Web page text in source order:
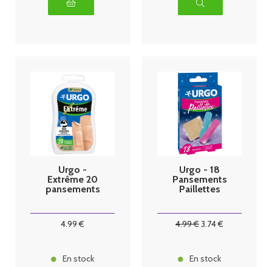
Urgo -
Extrême 20
pansements
4.99 €
En stock
Urgo - 18
Pansements
Paillettes
4.99€3.74€
En stock